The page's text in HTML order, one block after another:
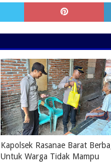
Kapolsek Rasanae Barat
Untuk Warga Tidak Mampu